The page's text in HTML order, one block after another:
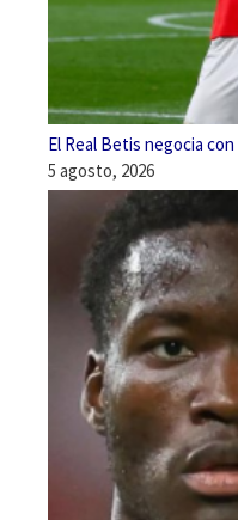
El Real Betis negocia
5 agosto, 2026